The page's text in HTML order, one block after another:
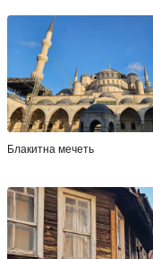
Блакитна мечеть